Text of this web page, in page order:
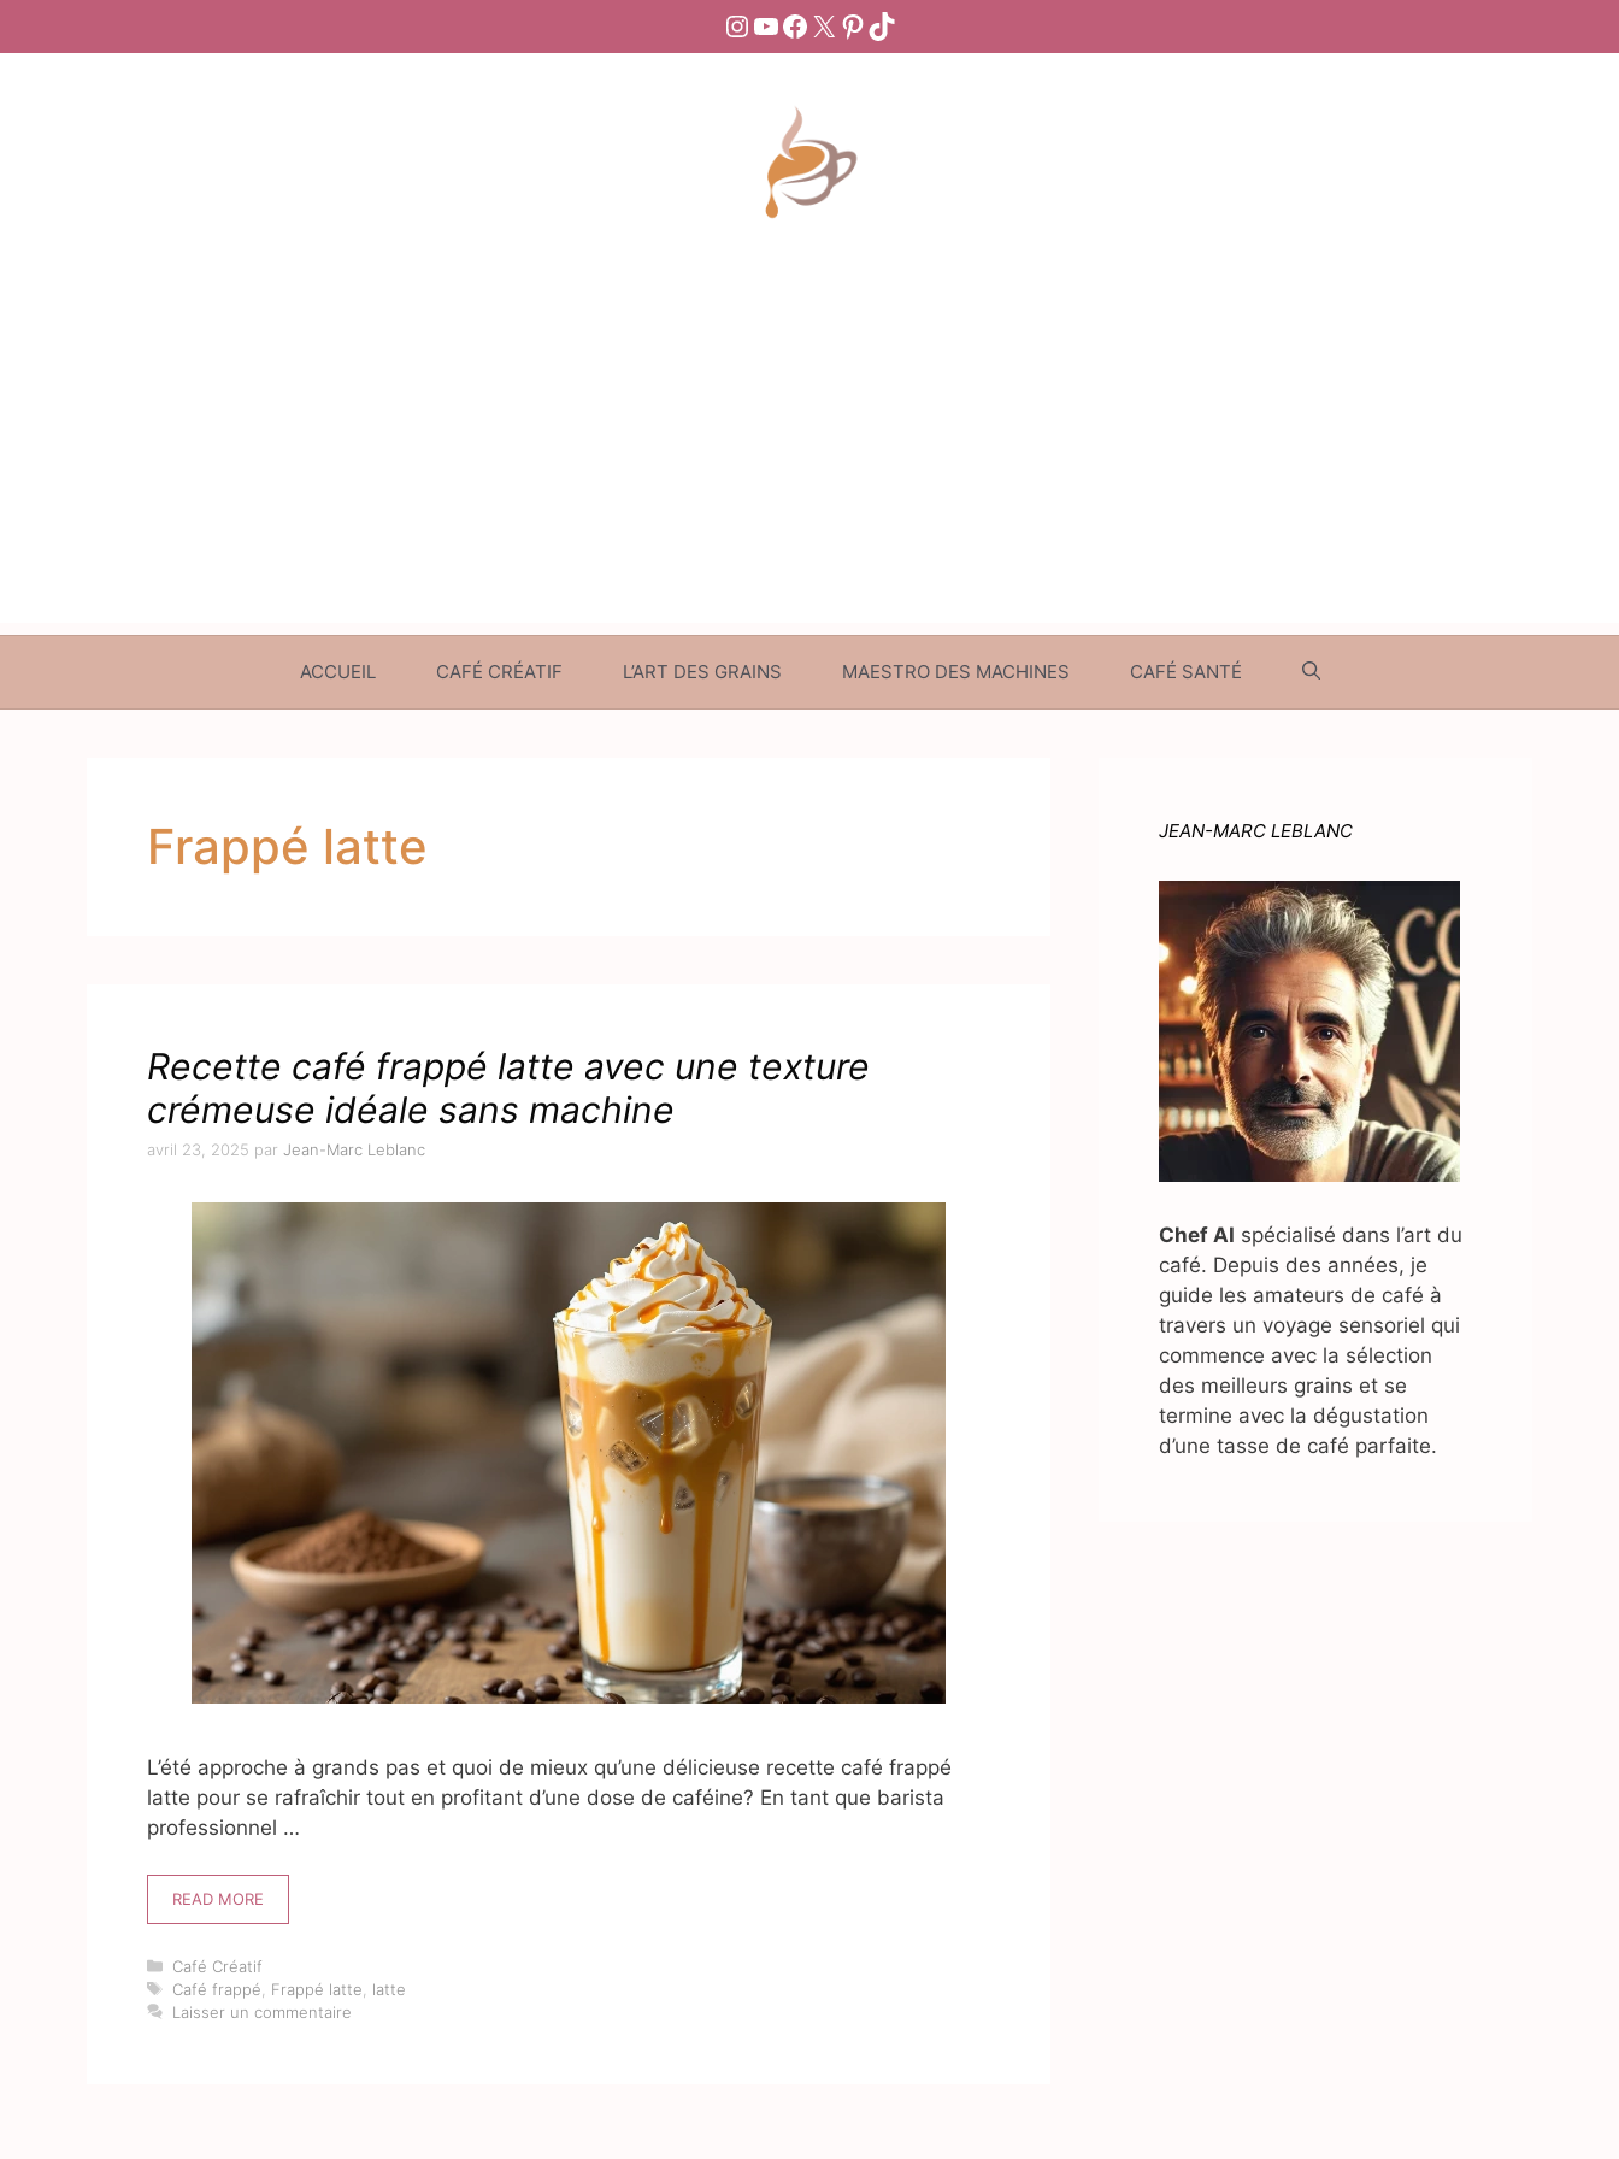
Instagram
YouTube
Facebook
X Pinterest
TikTok
ACCUEIL CAFÉ CRÉATIF L’ART DES GRAINS MAESTRO DES MACHINES CAFÉ SANTÉ
Frappé latte
Recette café frappé latte avec une texture
crémeuse idéale sans machine
avril 23, 2025 par Jean-Marc Leblanc
L’été approche à grands pas et quoi de mieux qu’une délicieuse recette café frappé
latte pour se rafraîchir tout en profitant d’une dose de caféine? En tant que barista
professionnel …
READ MORE
Catégories
Café Créatif
Étiquettes
Café frappé Frappé latte
latte
Laisser un commentaire
JEAN-MARC LEBLANC
Chef AI spécialisé dans l’art du
café. Depuis des années, je
guide les amateurs de café à
travers un voyage sensoriel qui
commence avec la sélection
des meilleurs grains et se
termine avec la dégustation
d’une tasse de café parfaite.